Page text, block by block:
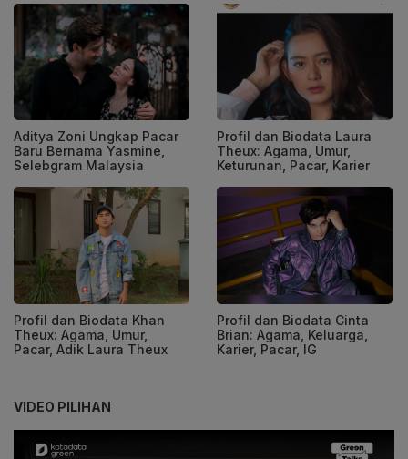
Aditya Zoni Ungkap Pacar
Baru Bernama Yasmine,
Selebgram Malaysia
Profil dan Biodata Laura
Theux: Agama, Umur,
Keturunan, Pacar, Karier
Profil dan Biodata Khan
Theux: Agama, Umur,
Pacar, Adik Laura Theux
Profil dan Biodata Cinta
Brian: Agama, Keluarga,
Karier, Pacar, IG
VIDEO PILIHAN